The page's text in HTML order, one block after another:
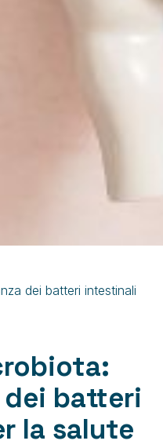
dei batteri intestinali
dei batteri
la salute